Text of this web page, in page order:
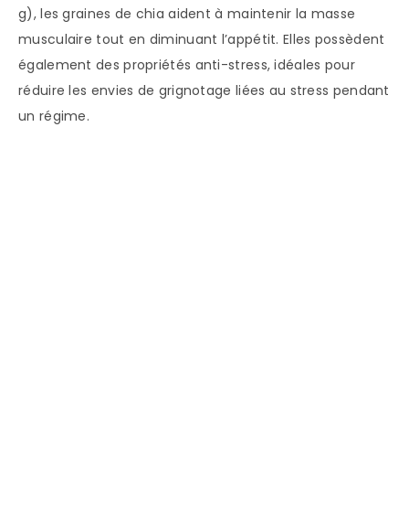
g), les graines de chia aident à maintenir la masse
musculaire tout en diminuant l’appétit. Elles possèdent
également des propriétés anti-stress, idéales pour
réduire les envies de grignotage liées au stress pendant
un régime.